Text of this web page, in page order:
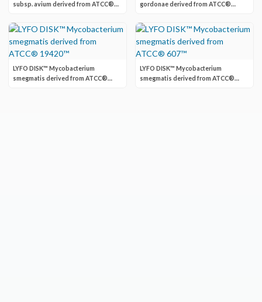
subsp. avium derived from ATCC®
gordonae derived from ATCC®
LYFO DISK™ Mycobacterium
smegmatis derived from ATCC®
LYFO DISK™ Mycobacterium
smegmatis derived from ATCC®